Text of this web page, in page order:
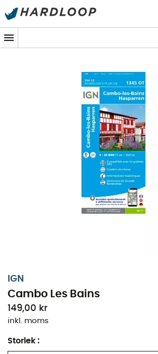
Sommarerbjudanden 🔥 -5 % EXTRA vid
IGN
Cambo Les Bains
149,00 kr
inkl. moms
Storlek :